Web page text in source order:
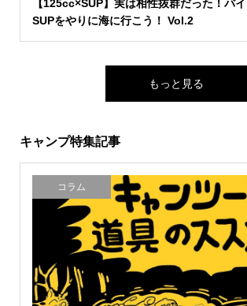
【125cc×SUP】実は相性抜群だった！バ
SUPをやりに海に行こう！ Vol.2
もっと見る
キャンプ特集記事
コラム